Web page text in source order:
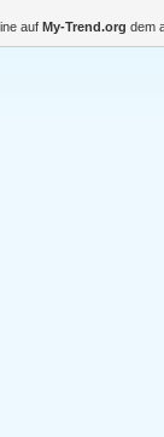
auf My-Trend.org dem